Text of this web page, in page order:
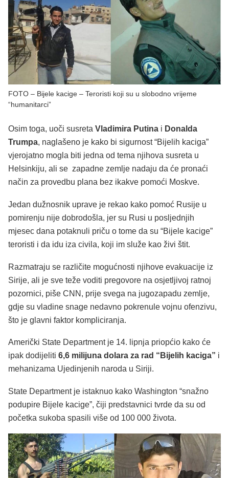
FOTO – Bijele kacige – Teroristi koji su u slobodno vrijeme
“humanitarci”
Osim toga, uoči susreta Vladimira Putina i Donalda
Trumpa, naglašeno je kako bi sigurnost “Bijelih kaciga”
vjerojatno mogla biti jedna od tema njihova susreta u
Helsinkiju, ali se zapadne zemlje nadaju da će pronaći
način za provedbu plana bez ikakve pomoći Moskve.
Jedan dužnosnik uprave je rekao kako pomoć Rusije u
pomirenju nije dobrodošla, jer su Rusi u posljednjih
mjesec dana potaknuli priču o tome da su “Bijele kacige”
teroristi i da idu iza civila, koji im služe kao živi štit.
Razmatraju se različite mogućnosti njihove evakuacije iz
Sirije, ali je sve teže voditi pregovore na osjetljivoj ratnoj
pozornici, piše CNN, prije svega na jugozapadu zemlje,
gdje su vladine snage nedavno pokrenule vojnu ofenzivu,
što je glavni faktor kompliciranja.
Američki State Department je 14. lipnja priopćio kako će
ipak dodijeliti 6,6 milijuna dolara za rad “Bijelih kaciga” i
mehanizama Ujedinjenih naroda u Siriji.
State Department je istaknuo kako Washington “snažno
podupire Bijele kacige”, čiji predstavnici tvrde da su od
početka sukoba spasili više od 100 000 života.